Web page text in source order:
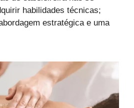
habilidades técnicas;
estratégica e uma